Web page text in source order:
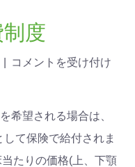
度
コメントを受け付け
希望される場合は、
て保険で給付されま
の価格(上、下顎